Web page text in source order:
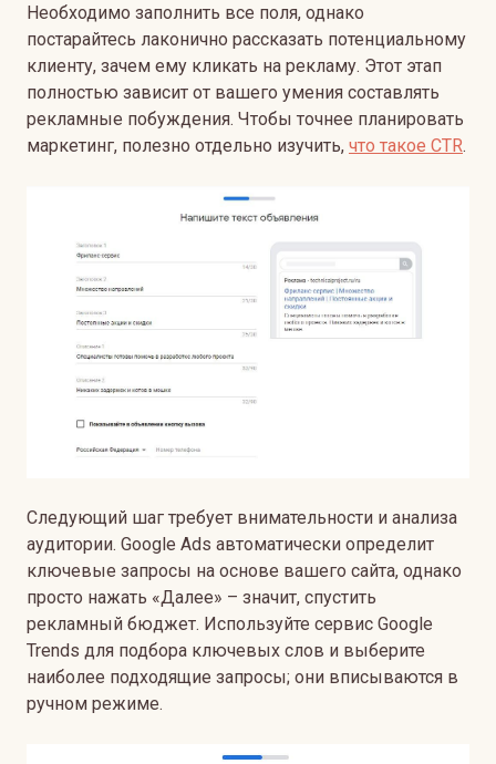
Необходимо заполнить все поля, однако
постарайтесь лаконично рассказать потенциальному
клиенту, зачем ему кликать на рекламу. Этот этап
полностью зависит от вашего умения составлять
рекламные побуждения. Чтобы точнее планировать
маркетинг, полезно отдельно изучить, что такое CTR.
Следующий шаг требует внимательности и анализа
аудитории. Google Ads автоматически определит
ключевые запросы на основе вашего сайта, однако
просто нажать «Далее» – значит, спустить
рекламный бюджет. Используйте сервис Google
Trends для подбора ключевых слов и выберите
наиболее подходящие запросы; они вписываются в
ручном режиме.